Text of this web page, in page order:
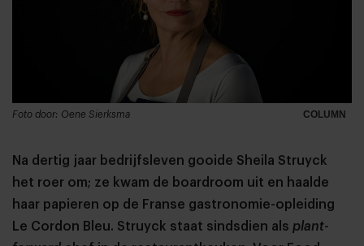
COLUMN
Foto door: Oene Sierksma
Na dertig jaar bedrijfsleven gooide Sheila Struyck
het roer om; ze kwam de boardroom uit en haalde
haar papieren op de Franse gastronomie-opleiding
Le Cordon Bleu. Struyck staat sindsdien als plant-